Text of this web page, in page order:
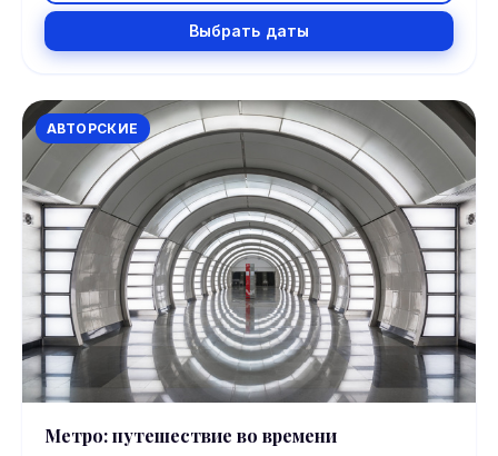
Выбрать даты
АВТОРСКИЕ
Метро: путешествие во времени